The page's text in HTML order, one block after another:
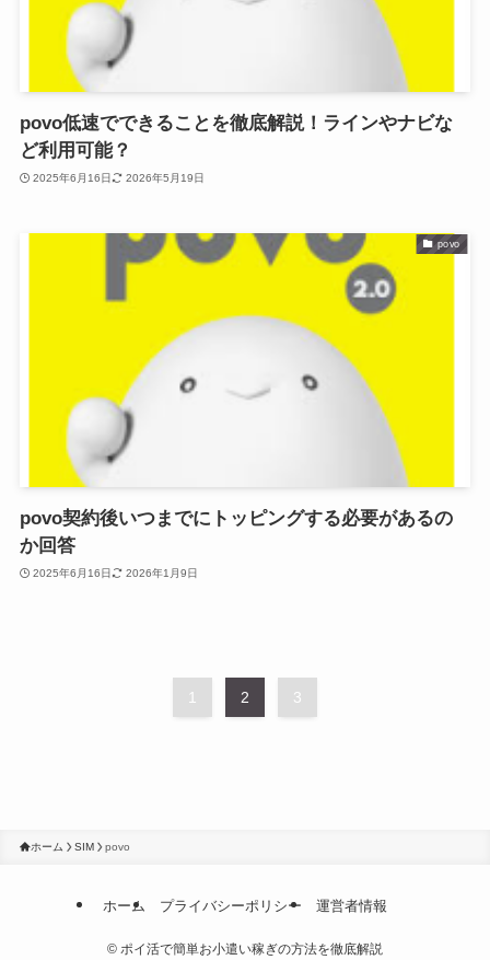
povo低速でできることを徹底解説！ラインやナビな
ど利用可能？
2025年6月16日 2026年5月19日
povo
povo契約後いつまでにトッピングする必要があるの
か回答
2025年6月16日 2026年1月9日
1 2 3
ホーム SIM povo
ホーム プライバシーポリシー 運営者情報
© ポイ活で簡単お小遣い稼ぎの方法を徹底解説